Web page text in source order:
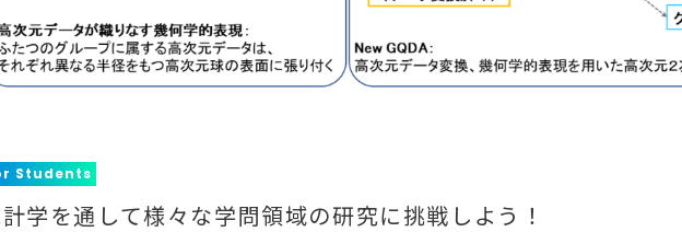
Students
学を通して様々な学問領域の研究に挑戦しよう！